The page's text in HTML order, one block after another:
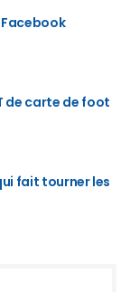
de carte de foot
fait tourner les